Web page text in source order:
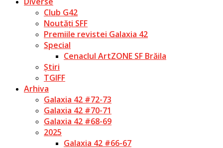
Club G42
Noutăți SFF
Premiile revistei Galaxia 42
Special
Cenaclul ArtZONE SF Brăila
Știri
TGIFF
Arhiva
Galaxia 42 #72-73
Galaxia 42 #70-71
Galaxia 42 #68-69
2025
Galaxia 42 #66-67